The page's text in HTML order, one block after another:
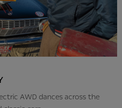
AWD dances across the